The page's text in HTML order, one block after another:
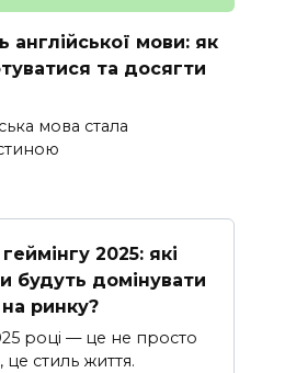
англійської мови: як
та досягти
мова стала
2025: які
будуть домінувати
на ринку?
році — це не просто
це стиль життя.